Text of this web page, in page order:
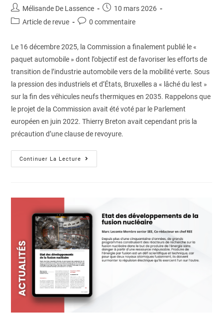
Mélisande De Lassence
10 mars 2026
Article de revue
0 commentaire
Le 16 décembre 2025, la Commission a finalement publié le «
paquet automobile » dont l’objectif est de favoriser les efforts de
transition de l’industrie automobile vers de la mobilité verte. Sous
la pression des industriels et d’États, Bruxelles a « lâché du lest »
sur la fin des véhicules neufs thermiques en 2035. Rappelons que
le projet de la Commission avait été voté par le Parlement
européen en juin 2022. Thierry Breton avait cependant pris la
précaution d’une clause de revoyure.
Continuer La Lecture